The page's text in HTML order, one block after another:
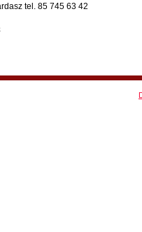
tel. 85 745 63 42